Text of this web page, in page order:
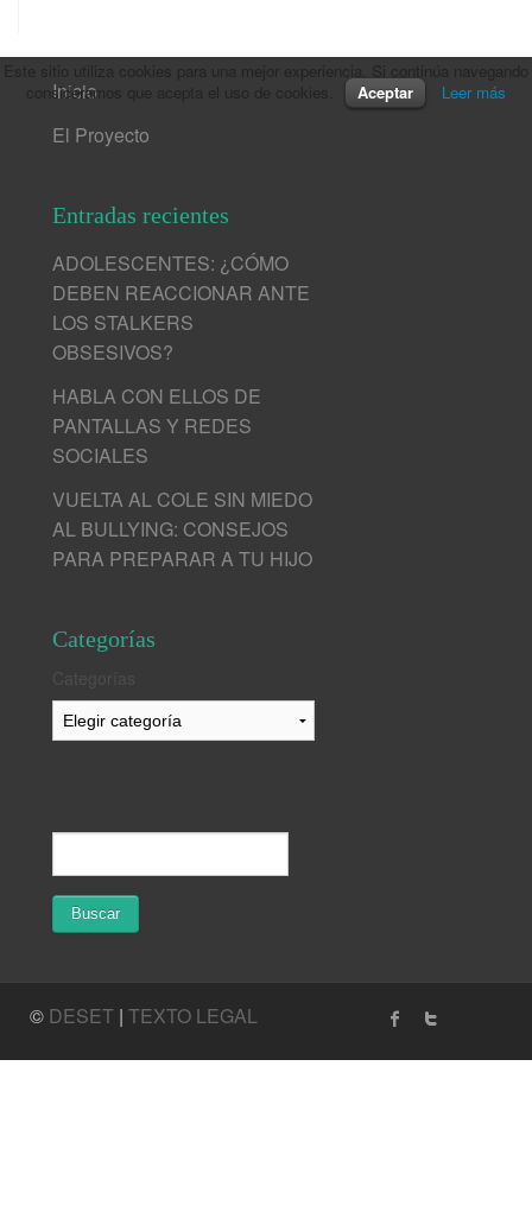
Inicio
El Proyecto
Entradas recientes
ADOLESCENTES: ¿CÓMO
DEBEN REACCIONAR ANTE
LOS STALKERS
OBSESIVOS?
HABLA CON ELLOS DE
PANTALLAS Y REDES
SOCIALES
VUELTA AL COLE SIN MIEDO
AL BULLYING: CONSEJOS
PARA PREPARAR A TU HIJO
Categorías
© DESET | TEXTO LEGAL
consideramos que acepta el uso de cookies.
Aceptar Leer más